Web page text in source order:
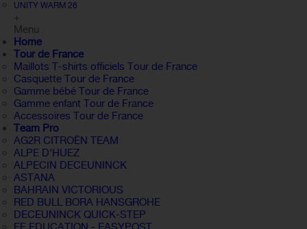
UNITY WARM 26
+
Menu
Home
Tour de France
Maillots T-shirts officiels Tour de France
Casquette Tour de France
Gamme bébé Tour de France
Gamme enfant Tour de France
Accessoires Tour de France
Team Pro
AG2R CITROËN TEAM
ALPE D'HUEZ
ALPECIN DECEUNINCK
ASTANA
BAHRAIN VICTORIOUS
RED BULL BORA HANSGROHE
DECEUNINCK QUICK-STEP